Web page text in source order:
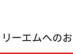
ーエムへの